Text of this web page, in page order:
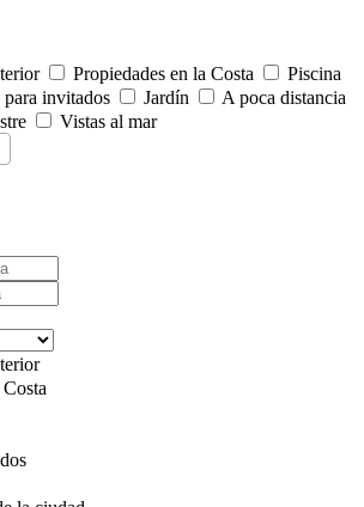
Propiedades en la Costa
Piscina
invitados Jardín
A poca distancia
Vistas al mar